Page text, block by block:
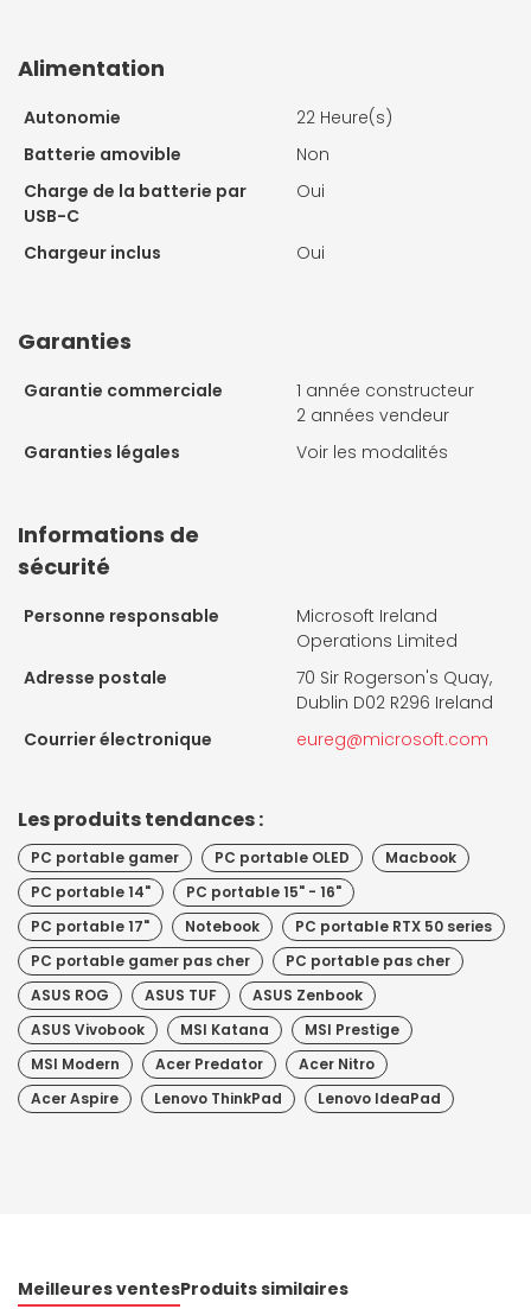
Alimentation
Autonomie
22 Heure(s)
Batterie amovible
Non
Charge de la batterie par
USB-C
Oui
Chargeur inclus Oui
Garanties
Garantie commerciale
1 année constructeur
2 années vendeur
Garanties légales
Voir les modalités
Informations de
sécurité
Personne responsable
Microsoft Ireland
Operations Limited
Adresse postale
70 Sir Rogerson's Quay,
Dublin D02 R296 Ireland
Courrier électronique
eureg@microsoft.com
Les produits tendances :
PC portable gamer PC portable OLED
Macbook
PC portable 14"
PC portable 15" - 16"
PC portable 17"
Notebook
PC portable RTX 50 series
PC portable gamer pas cher
PC portable pas cher
ASUS ROG
ASUS TUF
ASUS Zenbook
ASUS Vivobook
MSI Katana
MSI Prestige
MSI Modern
Acer Predator
Acer Nitro
Acer Aspire
Lenovo ThinkPad Lenovo IdeaPad
Meilleures ventesProduits similaires